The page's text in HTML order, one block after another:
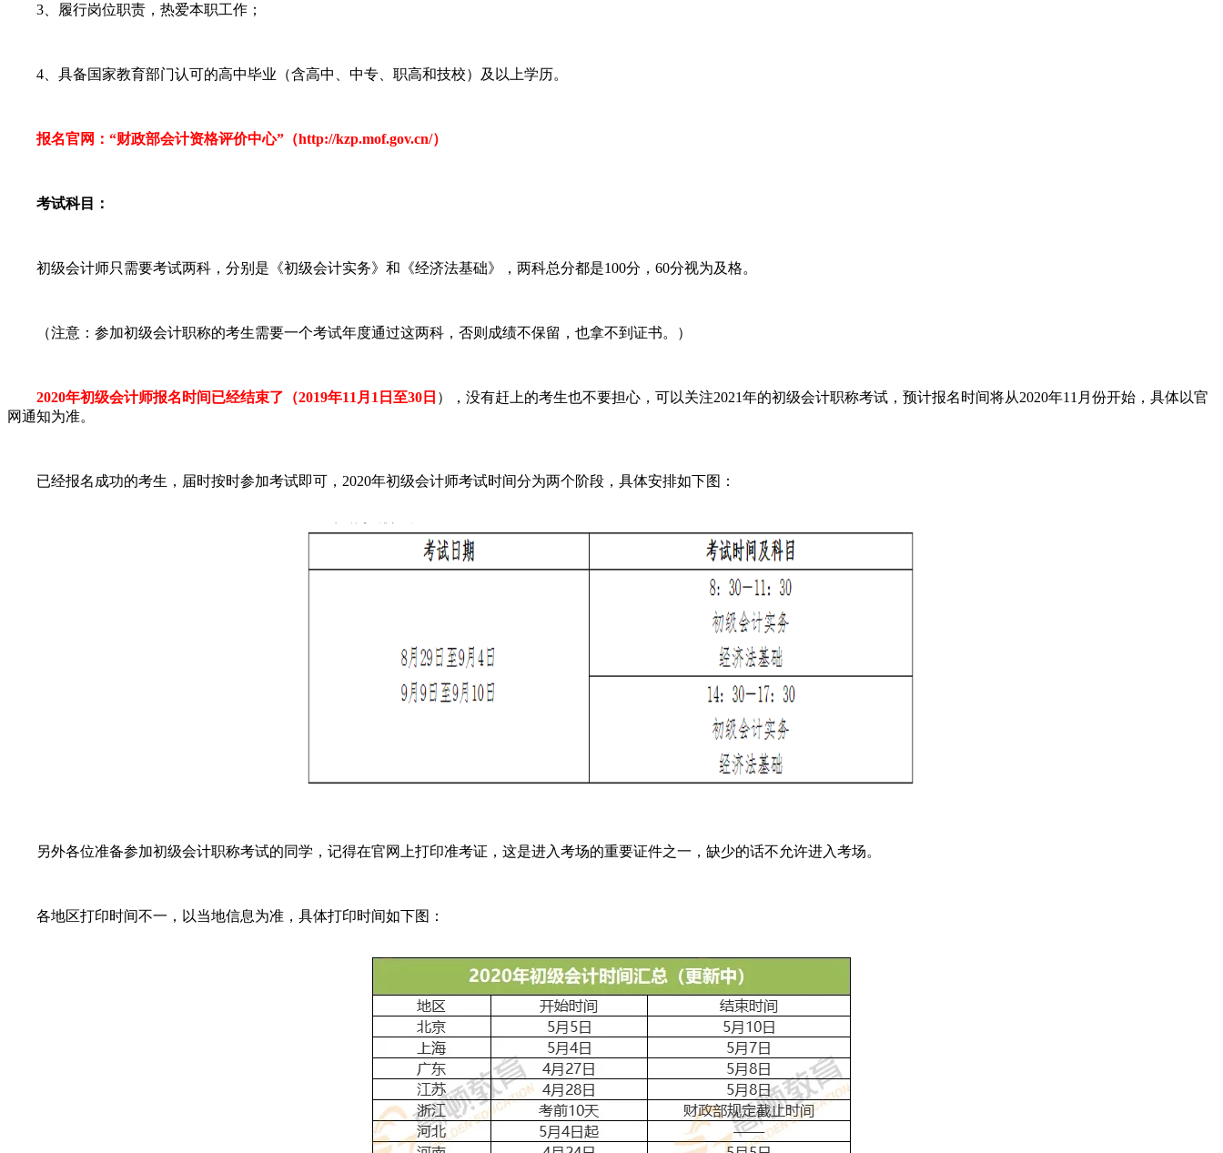
3、履行岗位职责，热爱本职工作；
4、具备国家教育部门认可的高中毕业（含高中、中专、职高和技校）及以上学历。
报名官网：“财政部会计资格评价中心”（http://kzp.mof.gov.cn/）
考试科目：
初级会计师只需要考试两科，分别是《初级会计实务》和《经济法基础》，两科总分都是100分，60分视为及格。
（注意：参加初级会计职称的考生需要一个考试年度通过这两科，否则成绩不保留，也拿不到证书。）
2020年初级会计师报名时间已经结束了（2019年11月1日至30日 ），没有赶上的考生也不要担心，可以关注2021年的初级会计职称考试，预计报名时间将从2020年11月份开始，具体以官
网通知为准。
已经报名成功的考生，届时按时参加考试即可，2020年初级会计师考试时间分为两个阶段，具体安排如下图：
另外各位准备参加初级会计职称考试的同学，记得在官网上打印准考证，这是进入考场的重要证件之一，缺少的话不允许进入考场。
各地区打印时间不一，以当地信息为准，具体打印时间如下图：